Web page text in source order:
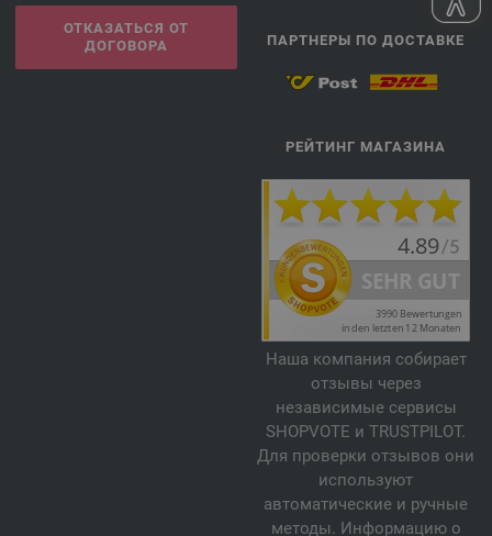
ОТКАЗАТЬСЯ ОТ
ДОГОВОРА
ПАРТНЕРЫ ПО ДОСТАВКЕ
РЕЙТИНГ МАГАЗИНА
Наша компания собирает
отзывы через
независимые сервисы
SHOPVOTE и TRUSTPILOT.
Для проверки отзывов они
используют
автоматические и ручные
методы. Информацию о